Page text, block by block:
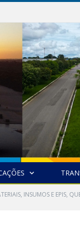
INSUMOS E EPIS,